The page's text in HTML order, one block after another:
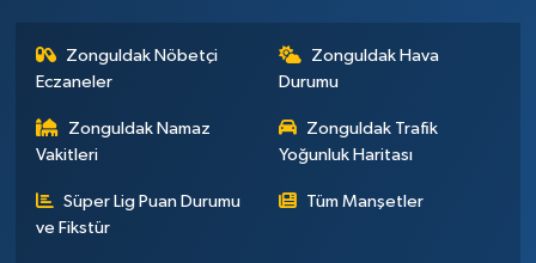
Zonguldak Nöbetçi
Eczaneler
Zonguldak Hava
Durumu
Zonguldak Namaz
Vakitleri
Zonguldak Trafik
Yoğunluk Haritası
Süper Lig Puan Durumu
ve Fikstür
Tüm Manşetler